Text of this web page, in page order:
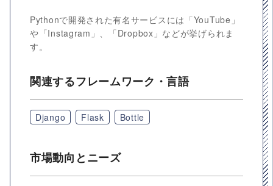
Pythonで開発された有名サービスには「YouTube」
や「Instagram」、「Dropbox」などが挙げられま
す。
関連するフレームワーク・言語
Django Flask Bottle
市場動向とニーズ